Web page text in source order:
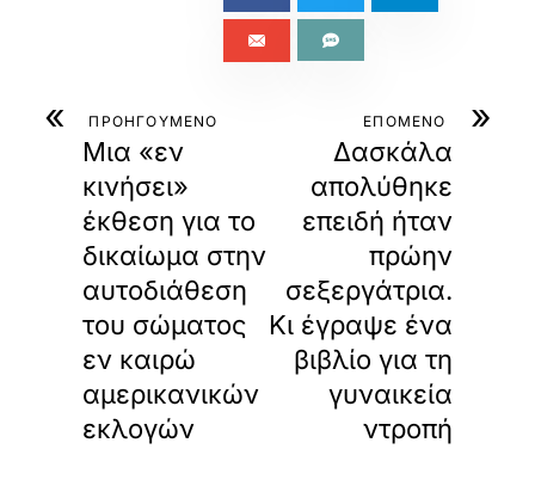
« ΠΡΟΗΓΟΥΜΕΝΟ
Mια «εν
κινήσει»
έκθεση για το
δικαίωμα στην
αυτοδιάθεση
του σώματος
εν καιρώ
αμερικανικών
εκλογών
»
ΕΠΟΜΕΝΟ
Δασκάλα
απολύθηκε
επειδή ήταν
πρώην
σεξεργάτρια.
Κι έγραψε ένα
βιβλίο για τη
γυναικεία
ντροπή